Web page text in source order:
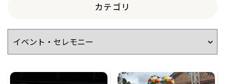
カテゴリ